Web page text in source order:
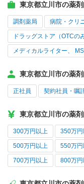
東京都立川市の薬
調剤薬局 病院・クリ
ドラッグストア（OTCのみ
メディカルライター、
東京都立川市の薬
正社員 契約社員・嘱
東京都立川市の薬
300万円以上 350万
500万円以上 550万
700万円以上 800万